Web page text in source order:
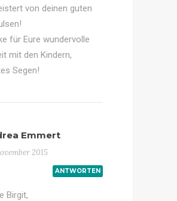
von deinen guten
für Eure wundervolle
mit den Kindern,
Segen!
Emmert
2015
ANTWORTEN
Birgit,